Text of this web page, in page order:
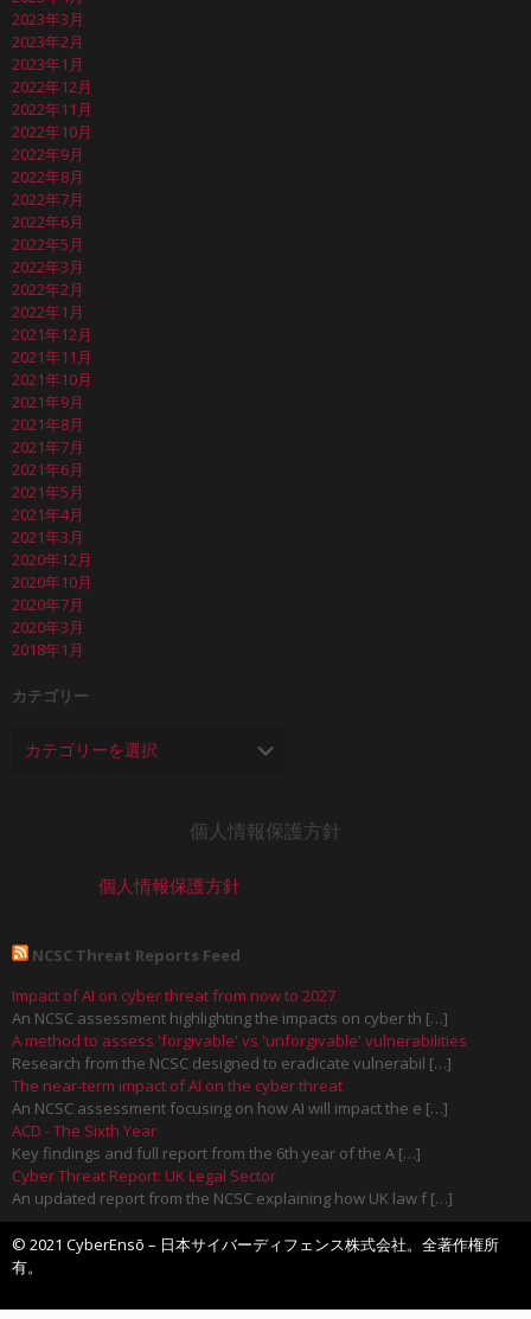
2023年3月
2023年2月
2023年1月
2022年12月
2022年11月
2022年10月
2022年9月
2022年8月
2022年7月
2022年6月
2022年5月
2022年3月
2022年2月
2022年1月
2021年12月
2021年11月
2021年10月
2021年9月
2021年8月
2021年7月
2021年6月
2021年5月
2021年4月
2021年3月
2020年12月
2020年10月
2020年7月
2020年3月
2018年1月
カテゴリー
個人情報保護方針
個人情報保護方針
NCSC Threat Reports Feed
Impact of AI on cyber threat from now to 2027
An NCSC assessment highlighting the impacts on cyber th […]
A method to assess 'forgivable' vs 'unforgivable' vulnerabilities
Research from the NCSC designed to eradicate vulnerabil […]
The near-term impact of AI on the cyber threat
An NCSC assessment focusing on how AI will impact the e […]
ACD - The Sixth Year
Key findings and full report from the 6th year of the A […]
Cyber Threat Report: UK Legal Sector
An updated report from the NCSC explaining how UK law f […]
© 2021 CyberEnsō – 日本サイバーディフェンス株式会社。全著作権所
有。